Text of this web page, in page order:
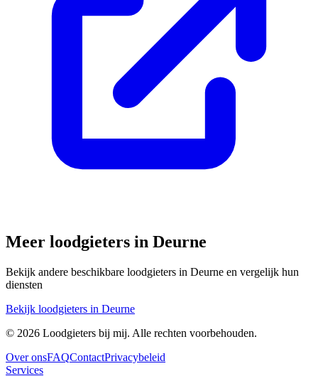
Meer loodgieters in Deurne
Bekijk andere beschikbare loodgieters in Deurne en vergelijk hun
diensten
Bekijk loodgieters in Deurne
© 2026 Loodgieters bij mij. Alle rechten voorbehouden.
Over onsFAQContactPrivacybeleid
Services